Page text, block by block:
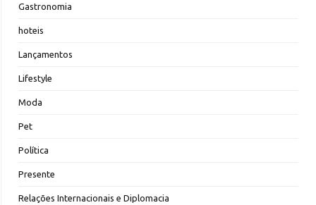
Gastronomia
hoteis
Lançamentos
Lifestyle
Moda
Pet
Política
Presente
Relações Internacionais e Diplomacia